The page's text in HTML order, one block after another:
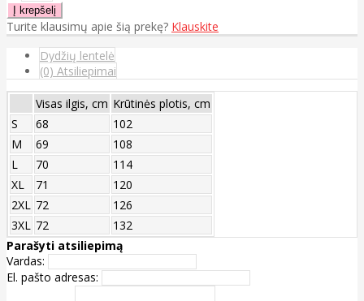
Turite klausimų apie šią prekę? Klauskite
Dydžių lentelė
(0) Atsiliepimai
Visas ilgis, cm Krūtinės plotis, cm
S
68
102
M
69
108
L
70
114
XL
71
120
2XL 72
126
3XL 72
132
Parašyti atsiliepimą
Vardas:
El. pašto adresas: